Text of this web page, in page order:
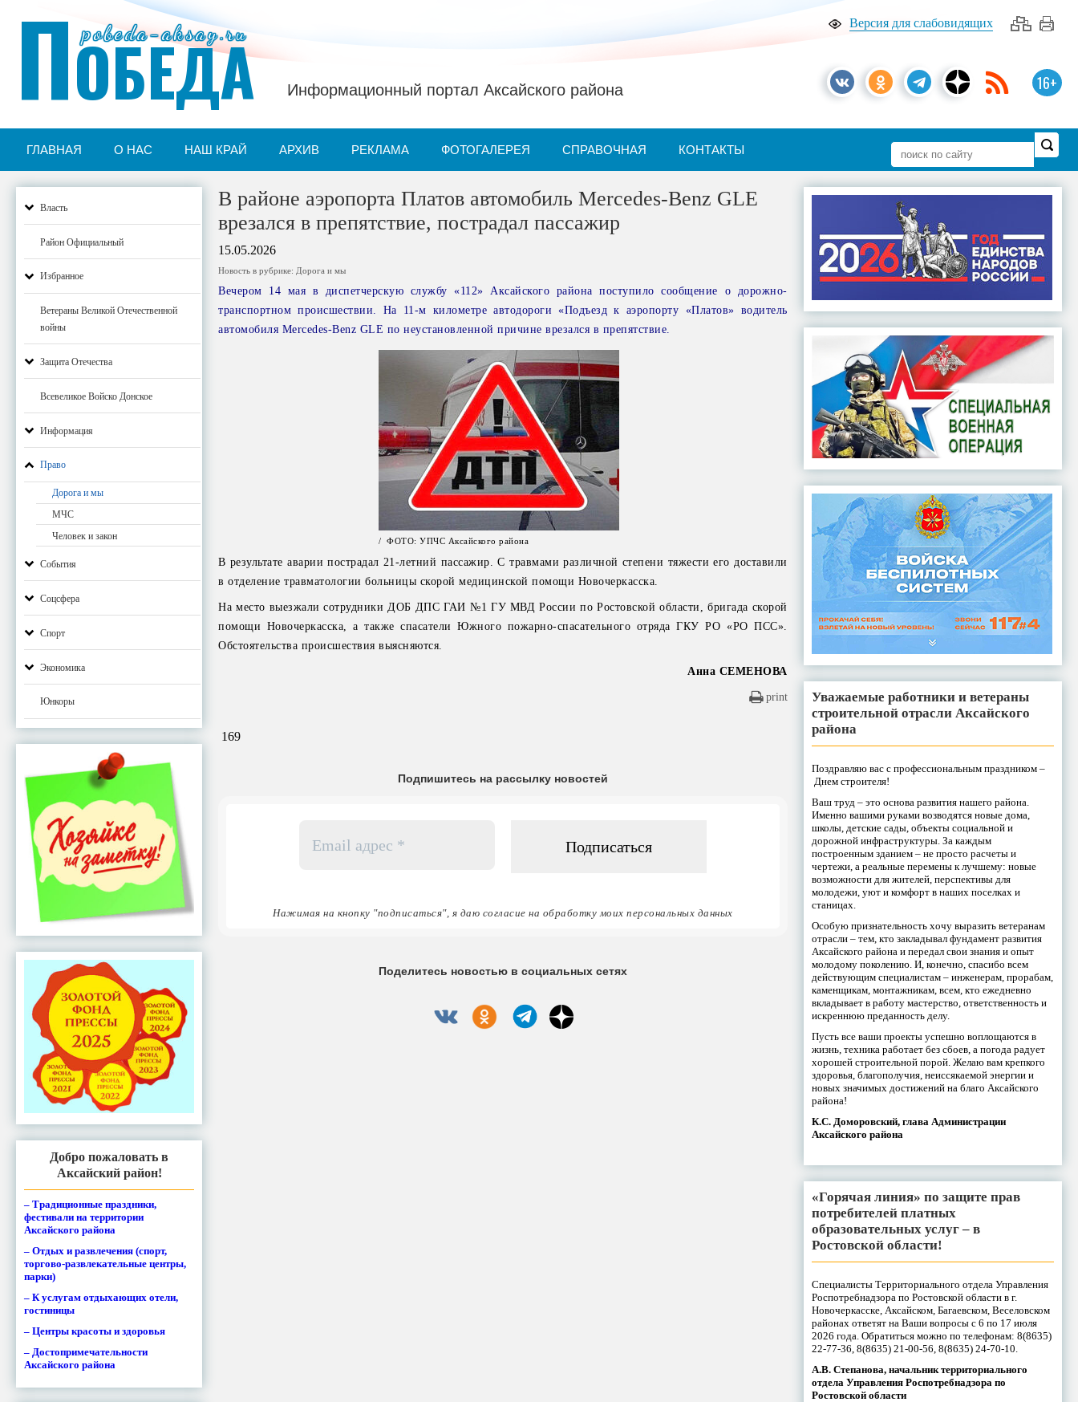
Версия для слабовидящих
16+
pobeda-aksay.ru
ПОБЕДА Информационный портал Аксайского района
ГЛАВНАЯ О НАС НАШ КРАЙ АРХИВ РЕКЛАМА ФОТОГАЛЕРЕЯ СПРАВОЧНАЯ КОНТАКТЫ
Власть
Район Официальный
Избранное
Ветераны Великой Отечественной
войны
Защита Отечества
Всевеликое Войско Донское
Информация
Право
Дорога и мы
МЧС
Человек и закон
События
Соцсфера
Спорт
Экономика
Юнкоры
Добро пожаловать в
Аксайский район!
– Традиционные праздники,
фестивали на территории
Аксайского района
– Отдых и развлечения (спорт,
торгово-развлекательные центры,
парки)
– К услугам отдыхающих отели,
гостиницы
– Центры красоты и здоровья
– Достопримечательности
Аксайского района
В районе аэропорта Платов автомобиль Mercedes-Benz GLE
врезался в препятствие, пострадал пассажир
15.05.2026
Новость в рубрике: Дорога и мы
Вечером 14 мая в диспетчерскую службу «112» Аксайского района поступило сообщение о дорожно-
транспортном происшествии. На 11-м километре автодороги «Подъезд к аэропорту «Платов» водитель
автомобиля Mercedes-Benz GLE по неустановленной причине врезался в препятствие.
/ ФОТО: УПЧС Аксайского района
В результате аварии пострадал 21-летний пассажир. С травмами различной степени тяжести его доставили
в отделение травматологии больницы скорой медицинской помощи Новочеркасска.
На место выезжали сотрудники ДОБ ДПС ГАИ №1 ГУ МВД России по Ростовской области, бригада скорой
помощи Новочеркасска, а также спасатели Южного пожарно-спасательного отряда ГКУ РО «РО ПСС».
Обстоятельства происшествия выясняются.
Анна СЕМЕНОВА
print
169
Подпишитесь на рассылку новостей
адрес
Нажимая на кнопку "подписаться", я даю согласие на обработку моих персональных данных
Поделитесь новостью в социальных сетях
Уважаемые работники и ветераны
строительной отрасли Аксайского
района
Поздравляю вас с профессиональным праздником –
Днем строителя!
Ваш труд – это основа развития нашего района.
Именно вашими руками возводятся новые дома,
школы, детские сады, объекты социальной и
дорожной инфраструктуры. За каждым
построенным зданием – не просто расчеты и
чертежи, а реальные перемены к лучшему: новые
возможности для жителей, перспективы для
молодежи, уют и комфорт в наших поселках и
станицах.
Особую признательность хочу выразить ветеранам
отрасли – тем, кто закладывал фундамент развития
Аксайского района и передал свои знания и опыт
молодому поколению. И, конечно, спасибо всем
действующим специалистам – инженерам, прорабам,
каменщикам, монтажникам, всем, кто ежедневно
вкладывает в работу мастерство, ответственность и
искреннюю преданность делу.
Пусть все ваши проекты успешно воплощаются в
жизнь, техника работает без сбоев, а погода радует
хорошей строительной порой. Желаю вам крепкого
здоровья, благополучия, неиссякаемой энергии и
новых значимых достижений на благо Аксайского
района!
К.С. Доморовский, глава Администрации
Аксайского района
«Горячая линия» по защите прав
потребителей платных
образовательных услуг – в
Ростовской области!
Специалисты Территориального отдела Управления
Роспотребнадзора по Ростовской области в г.
Новочеркасске, Аксайском, Багаевском, Веселовском
районах ответят на Ваши вопросы с 6 по 17 июля
2026 года. Обратиться можно по телефонам: 8(8635)
22-77-36, 8(8635) 21-00-56, 8(8635) 24-70-10.
А.В. Степанова, начальник территориального
отдела Управления Роспотребнадзора по
Ростовской области